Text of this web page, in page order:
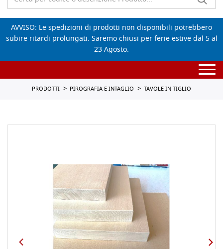
AVVISO: Le spedizioni di prodotti non disponibili potrebbero
subire ritardi prolungati. Saremo chiusi per ferie estive dal 5 al
23 Agosto.
PRODOTTI PIROGRAFIA E INTAGLIO TAVOLE IN TIGLIO